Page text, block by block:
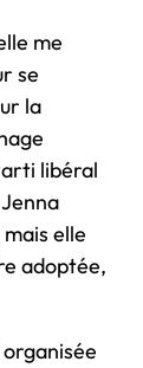
me
se
la
libéral
elle
adoptée,